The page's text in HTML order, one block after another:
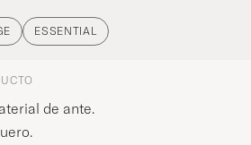
ESSENTIAL
de ante.